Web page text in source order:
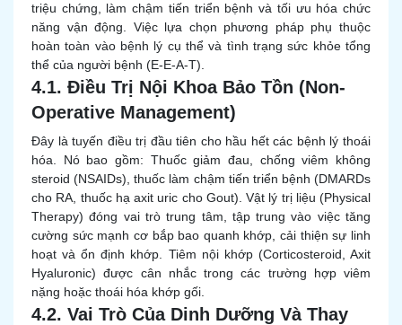
triệu chứng, làm chậm tiến triển bệnh và tối ưu hóa chức
năng vận động. Việc lựa chọn phương pháp phụ thuộc
hoàn toàn vào bệnh lý cụ thể và tình trạng sức khỏe tổng
thể của người bệnh (E-E-A-T).
4.1. Điều Trị Nội Khoa Bảo Tồn (Non-
Operative Management)
Đây là tuyến điều trị đầu tiên cho hầu hết các bệnh lý thoái
hóa. Nó bao gồm: Thuốc giảm đau, chống viêm không
steroid (NSAIDs), thuốc làm chậm tiến triển bệnh (DMARDs
cho RA, thuốc hạ axit uric cho Gout). Vật lý trị liệu (Physical
Therapy) đóng vai trò trung tâm, tập trung vào việc tăng
cường sức mạnh cơ bắp bao quanh khớp, cải thiện sự linh
hoạt và ổn định khớp. Tiêm nội khớp (Corticosteroid, Axit
Hyaluronic) được cân nhắc trong các trường hợp viêm
nặng hoặc thoái hóa khớp gối.
4.2. Vai Trò Của Dinh Dưỡng Và Thay